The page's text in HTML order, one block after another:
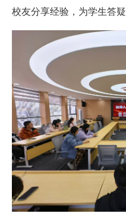
校友分享经验，为学生答疑